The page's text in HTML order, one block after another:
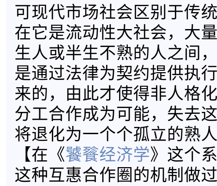
可现代市场社会区别于传
在它是流动性大社会，大
生人或半生不熟的人之间
是通过法律为契约提供执
来的，由此才使得非人格
分工合作成为可能，失去
将退化为一个个孤立的熟
【在《饕餮经济学》这个
这种互惠合作圈的机制做